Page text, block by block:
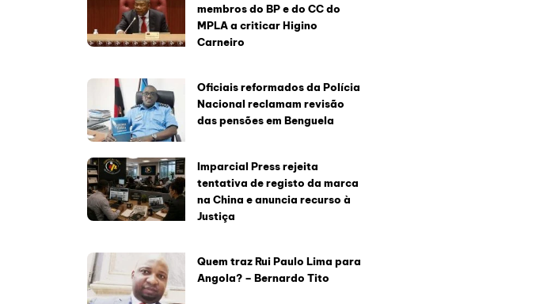
membros do BP e do CC do
MPLA a criticar Higino
Carneiro
Oficiais reformados da Polícia
Nacional reclamam revisão
das pensões em Benguela
Imparcial Press rejeita
tentativa de registo da marca
na China e anuncia recurso à
Justiça
Quem traz Rui Paulo Lima para
Angola? – Bernardo Tito